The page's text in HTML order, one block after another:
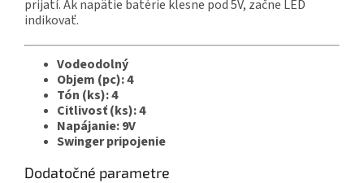
prijatí. Ak napätie batérie klesne pod 5V, začne LED
indikovať.
Vodeodolný
Objem (pc): 4
Tón (ks): 4
Citlivosť (ks): 4
Napájanie: 9V
Swinger pripojenie
Dodatočné parametre